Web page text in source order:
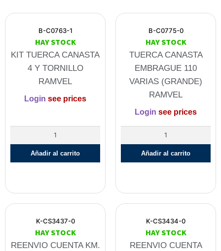
B-C0763-1
HAY STOCK
KIT TUERCA CANASTA
4 Y TORNILLO
RAMVEL
Login see prices
Añadir al carrito
B-C0775-0
HAY STOCK
TUERCA CANASTA
EMBRAGUE 110
VARIAS (GRANDE)
RAMVEL
Login see prices
Añadir al carrito
K-CS3437-0
HAY STOCK
REENVIO CUENTA KM.
K-CS3434-0
HAY STOCK
REENVIO CUENTA